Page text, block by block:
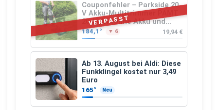
VERPASST
Couponfehler – Parkside 20
V Akku-Multitrimmer PAMT
20-Li A1 (ohne Akku und
Ladegerät)
184,1° ▼ 6 19,94 €
Ab 13. August bei Aldi: Diese
Funkklingel kostet nur 3,49
Euro
165° Neu